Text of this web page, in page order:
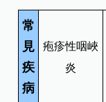
常
見
疾
病
疱疹性咽峽
炎